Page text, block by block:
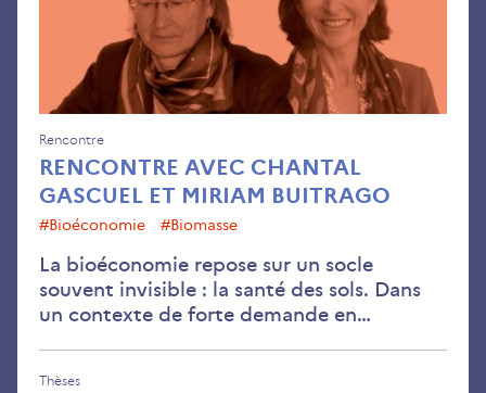
RENCONTRE AVEC CHANTAL
GASCUEL ET MIRIAM BUITRAGO
Rencontre
#Bioéconomie #Biomasse
La bioéconomie repose sur un socle
souvent invisible : la santé des sols. Dans
un contexte de forte demande en…
Thèses